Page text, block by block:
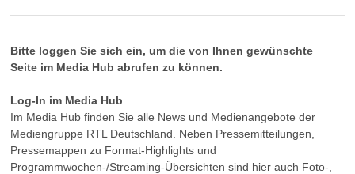
Bitte loggen Sie sich ein, um die von Ihnen gewünschte
Seite im Media Hub abrufen zu können.
Log-In im Media Hub
Im Media Hub finden Sie alle News und Medienangebote der
Mediengruppe RTL Deutschland. Neben Pressemitteilungen,
Pressemappen zu Format-Highlights und
Programmwochen-/Streaming-Übersichten sind hier auch Foto-,